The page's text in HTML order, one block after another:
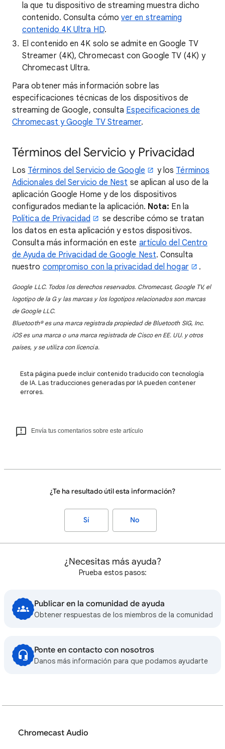
la que tu dispositivo de streaming muestra dicho
contenido. Consulta cómover en streaming
contenido 4K Ultra HD.
El contenido en 4K solo se admite en Google TV
Streamer (4K), Chromecast con Google TV (4K) y
Chromecast Ultra.
Para obtener más información sobre las
especificaciones técnicas de los dispositivos de
streaming de Google, consulta Especificaciones de
Chromecast y Google TV Streamer.
Términos del Servicio y Privacidad
Los Términos del Servicio de Google y los Términos
Adicionales del Servicio de Nest se aplican al uso de la
aplicación Google Home y de los dispositivos
configurados mediante la aplicación. Nota: En la
Política de Privacidad
se describe cómo se tratan
los datos en esta aplicación y estos dispositivos.
Consulta más información en este artículo del Centro
de Ayuda de Privacidad de Google Nest. Consulta
nuestro compromiso con la privacidad del hogar .
Google LLC. Todos los derechos reservados. Chromecast, Google TV, el
logotipo de la G y las marcas y los logotipos relacionados son marcas
de Google LLC.
Bluetooth® es una marca registrada propiedad de Bluetooth SIG, Inc.
iOS es una marca o una marca registrada de Cisco en EE. UU. y otros
países, y se utiliza con licencia.
Esta página puede incluir contenido traducido con tecnología
de IA. Las traducciones generadas por IA pueden contener
errores.
Envía tus comentarios sobre este artículo
¿Te ha resultado útil esta información?
Sí No
¿Necesitas más ayuda?
Prueba estos pasos:
Publicar en la comunidad de ayuda
Obtener respuestas de los miembros de la comunidad
Ponte en contacto con nosotros
Danos más información para que podamos ayudarte
Chromecast Audio